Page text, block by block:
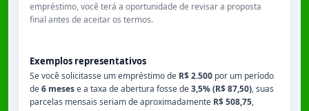
empréstimo, você terá a oportunidade de revisar a proposta
final antes de aceitar os termos.
Exemplos representativos
Se você solicitasse um empréstimo de R$ 2.500 por um período
de6 mesese a taxa de abertura fosse de3,5% (R$ 87,50), suas
parcelas mensais seriam de aproximadamente R$ 508,75,